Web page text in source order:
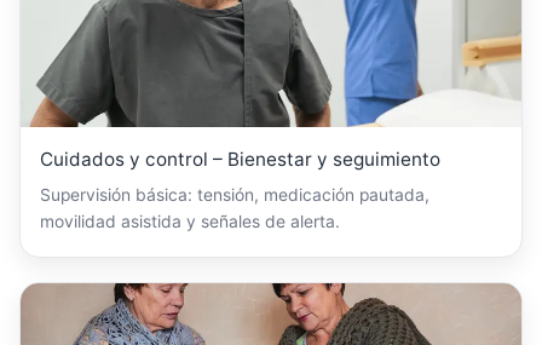
Cuidados y control – Bienestar y seguimiento
Supervisión básica: tensión, medicación pautada,
movilidad asistida y señales de alerta.